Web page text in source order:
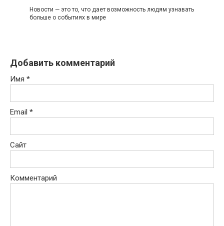
Новости — это то, что дает возможность людям узнавать
больше о событиях в мире
Добавить комментарий
Имя *
Email *
Сайт
Комментарий